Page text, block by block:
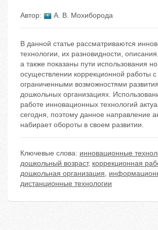
Автор: А. В. Мохиборода
В данной статье рассматриваются
технологии, их разновидности,
а также показаны пути использования
осуществлении коррекционной работы
ограниченными возможностями
дошкольных организациях.
работе инновационных технологий
сегодня, поэтому данное направление
набирает обороты в своем развитии.
Ключевые слова: инновационные
дошкольный возраст, коррекционная
дошкольная организация,
дистанционные технологии